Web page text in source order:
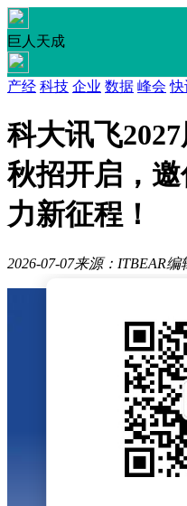
巨人天成
产经 科技 企业 数据 峰会 快
科大讯飞2027
秋招开启，
力新征程！
2026-07-07来源：ITBEAR编